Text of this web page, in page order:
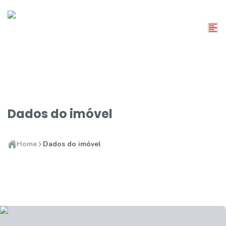
Dados do imóvel
Home Dados do imóvel